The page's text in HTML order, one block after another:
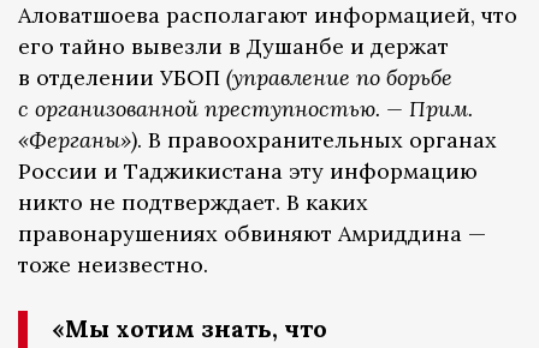
Аловатшоева располагают информацией, что
его тайно вывезли в Душанбе и держат
в отделении УБОП (управление по борьбе
с организованной преступностью. — Прим.
«Ферганы»). В правоохранительных органах
России и Таджикистана эту информацию
никто не подтверждает. В каких
правонарушениях обвиняют Амриддина —
тоже неизвестно.
«Мы хотим знать, что